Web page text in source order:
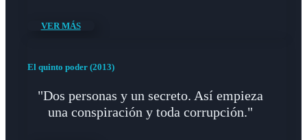
VER MÁS
El quinto poder (2013)
"Dos personas y un secreto. Así empieza
una conspiración y toda corrupción."